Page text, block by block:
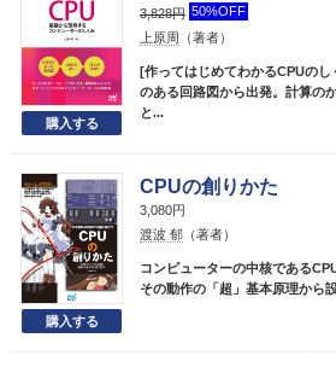
3,828円 50%OFF
上原周 （著者）
[作ってはじめてわかるCPUの
のある回路図から出発。計算の
と...
CPUの創りかた
3,080円
渡波 郁 （著者）
コンピューターの中核である
その動作の「超」基本原理から